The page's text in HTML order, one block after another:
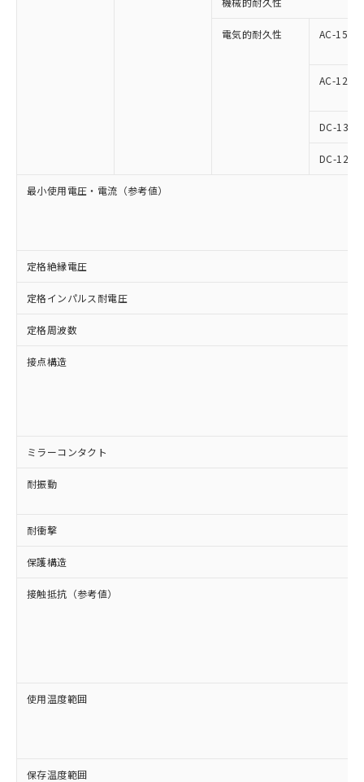
電気的耐久性 AC-15
AC-12
DC-13
DC-12
最小使用電圧・電流（参考値）
定格絶縁電圧
定格インパルス耐電圧
定格周波数
接点構造
ミラーコンタクト
耐振動
耐衝撃
保護構造
接触抵抗（参考値）
使用温度範囲
保存温度範囲